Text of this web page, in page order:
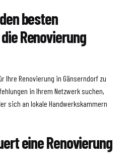
besten
Renovierung
Ihre Renovierung in Gänserndorf zu
in Ihrem Netzwerk suchen,
sich an lokale Handwerkskammern
eine Renovierung